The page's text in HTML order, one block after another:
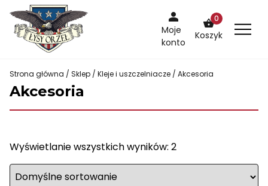
content
Moje
konto
Koszyk
0
Strona główna / Sklep / Kleje i uszczelniacze / Akcesoria
Akcesoria
Wyświetlanie wszystkich wyników: 2